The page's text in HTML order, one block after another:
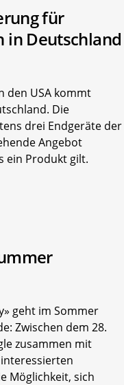
für
in Deutschland
den USA kommt
Die
drei Endgeräte der
Angebot
ein Produkt gilt.
geht im Sommer
Zwischen dem 28.
zusammen mit
Möglichkeit, sich